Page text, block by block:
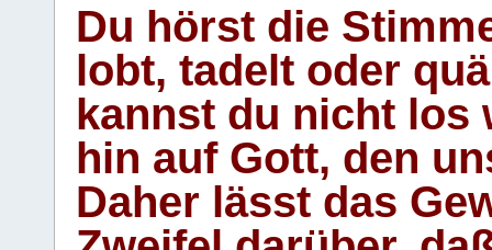
Du hörst die
lobt, tadelt oder
kannst du nicht los
hin auf Gott, den
Daher lässt das